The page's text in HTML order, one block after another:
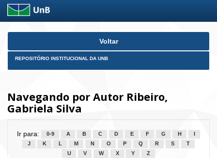
Skip
Voltar
REPOSITÓRIO INSTITUCIONAL DA UNB
Navegando por Autor Ribeiro,
Gabriela Silva
Ir para: 0-9 A B C D E F G H
J
K L M N O P Q R S
T
U
V W X Y Z